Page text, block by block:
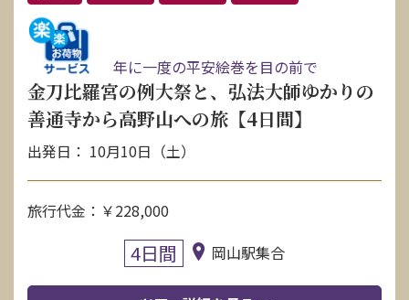
年に一度の平安絵巻を目の前で
金刀比羅宮の例大祭と、弘法大師ゆかりの
善通寺から高野山への旅【4日間】
出発日： 10月10日（土）
旅行代金：￥228,000
4日間 岡山駅集合